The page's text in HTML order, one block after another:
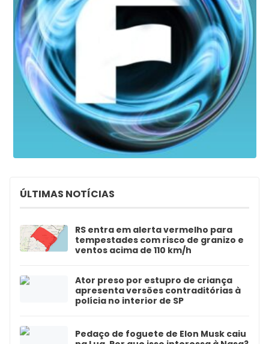
ÚLTIMAS NOTÍCIAS
RS entra em alerta vermelho para
tempestades com risco de granizo e
ventos acima de 110 km/h
Ator preso por estupro de criança
apresenta versões contraditórias à
polícia no interior de SP
Pedaço de foguete de Elon Musk caiu